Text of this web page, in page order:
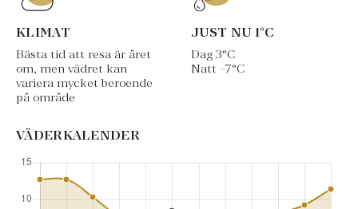
KLIMAT
Bästa tid att resa är året
om, men vädret kan
variera mycket beroende
på område
JUST NU 1°C
Dag 3°C
Natt -7°C
VÄDERKALENDER